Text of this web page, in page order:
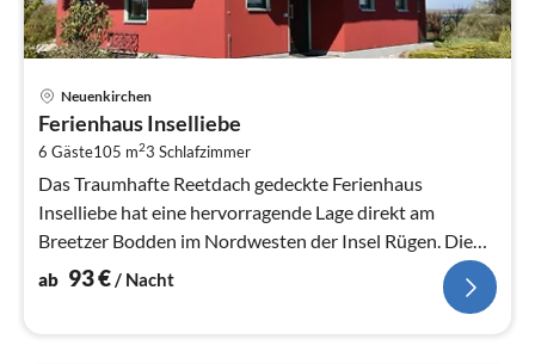
Neuenkirchen
Ferienhaus Inselliebe
6 Gäste105 m23 Schlafzimmer
Das Traumhafte Reetdach gedeckte Ferienhaus
Inselliebe hat eine hervorragende Lage direkt am
Breetzer Bodden im Nordwesten der Insel Rügen. Die
Badestelle ist nur 150 m entfernt.
ab 93€/ Nacht